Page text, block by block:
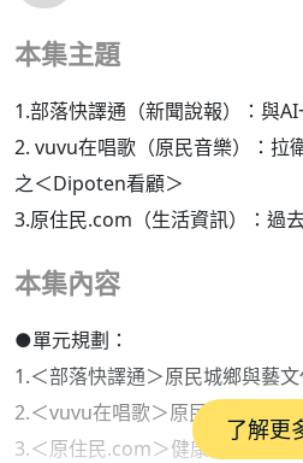
本集主題
1.部落快譯通（新聞說報）：與
2. vuvu在唱歌（原民音樂）：拉
之＜Dipoten看顧＞
3.原住民.com（生活資訊）：過
本集內容
●單元規劃：
1.＜部落快譯通＞原民城鄉與藝
2.＜vuvu在唱歌＞原民族語原創
3.＜原住民.com＞健康衛生保健
了解更